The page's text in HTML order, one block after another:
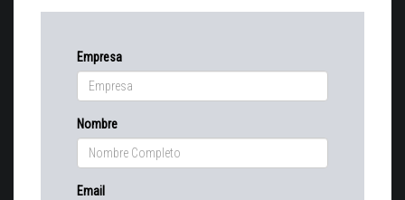
Empresa
Nombre
Email